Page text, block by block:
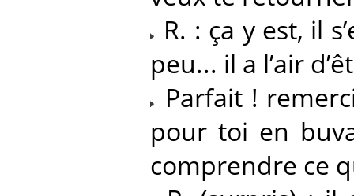
R. : ça y est, il
peu... il a l’air
Parfait !
pour toi en
comprendre ce